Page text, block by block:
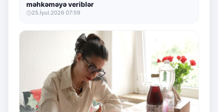
məhkəməyə veriblər
25.İyul.2026 07:59